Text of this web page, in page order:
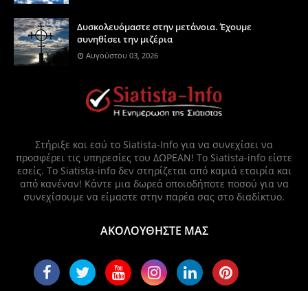
Δυσκολευόμαστε στην μετάνοια. Έχουμε
συνηθίσει την μιζέρια
Αυγούστου 03, 2026
Στήριξε και εσύ το Siatista-Info για να συνεχίσει να
προσφέρει τις υπηρεσίες του ΔΩΡΕΑΝ! Το Siatista-info είστε
εσείς. Το Siatista-info δεν στηρίζεται από καμιά εταιρία και
από κανέναν! Κάντε μια δωρεά οποιοδήποτε ποσού για να
συνεχίσουμε να είμαστε στην παρέα σας στο διαδίκτυο.
ΑΚΟΛΟΥΘΗΣΤΕ ΜΑΣ